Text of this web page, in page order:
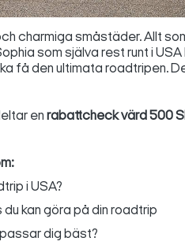
charmiga småstäder. Allt
som själva rest runt i
få den ultimata roadtripen.
en rabattcheck värd 500
i USA?
kan göra på din roadtrip
dig bäst?